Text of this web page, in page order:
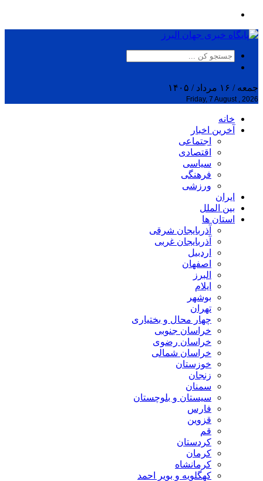
جمعه / ۱۶ مرداد / ۱۴۰۵
Friday, 7 August , 2026
خانه
آخرین اخبار
اجتماعی
اقتصادی
سیاسی
فرهنگی
ورزشی
ایران
بین الملل
استان ها
آذربایجان شرقی
آذربایجان غربی
اردبیل
اصفهان
البرز
ایلام
بوشهر
تهران
چهار محال و بختیاری
خراسان جنوبی
خراسان رضوی
خراسان شمالی
خوزستان
زنجان
سمنان
سیستان و بلوچستان
فارس
قزوین
قم
کردستان
کرمان
کرمانشاه
کهگلویه و بویر احمد